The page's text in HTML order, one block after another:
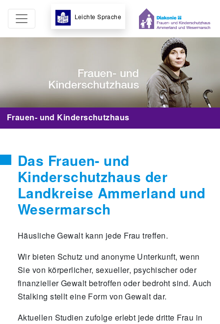
Frauen- und Kinderschutzhaus
Das Frauen- und
Kinderschutzhaus der
Landkreise Ammerland und
Wesermarsch
Häusliche Gewalt kann jede Frau treffen.
Wir bieten Schutz und anonyme Unterkunft, wenn
Sie von körperlicher, sexueller, psychischer oder
finanzieller Gewalt betroffen oder bedroht sind. Auch
Stalking stellt eine Form von Gewalt dar.
Aktuellen Studien zufolge erlebt jede dritte Frau in
Leichte Sprache